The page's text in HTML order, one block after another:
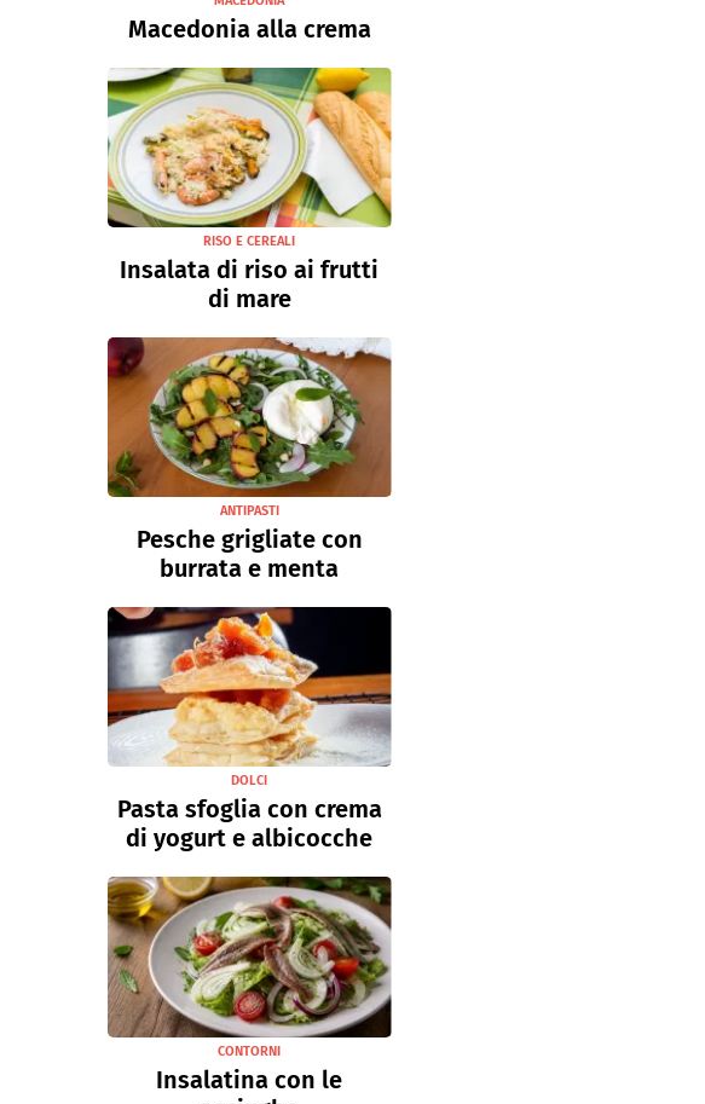
Macedonia alla crema
RISO E CEREALI
Insalata di riso ai frutti
di mare
ANTIPASTI
Pesche grigliate con
burrata e menta
DOLCI
Pasta sfoglia con crema
di yogurt e albicocche
CONTORNI
Insalatina con le